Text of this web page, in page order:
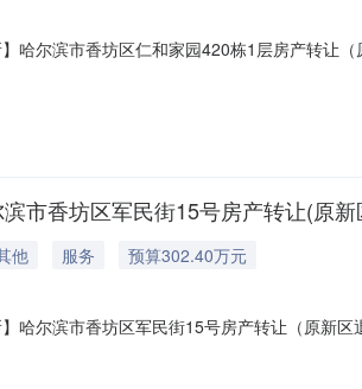
】哈尔滨市香坊区仁和家园420栋1层房产转
市香坊区军民街15号房产转让(原
他 服务
预算302.40万元
】哈尔滨市香坊区军民街15号房产转让（原新